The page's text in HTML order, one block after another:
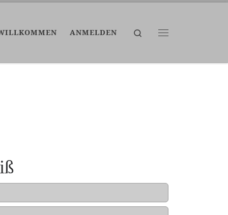
ANMELDEN
Search